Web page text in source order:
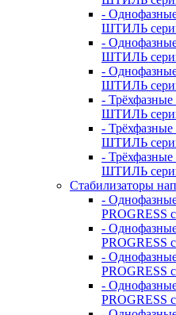
-
ШТИЛЬ
-
ШТИЛЬ
-
ШТИЛЬ
-
ШТИЛЬ
-
ШТИЛЬ
-
ШТИЛЬ
Стабилизаторы
-
PROGRESS
-
PROGRESS
-
PROGRESS
-
PROGRESS